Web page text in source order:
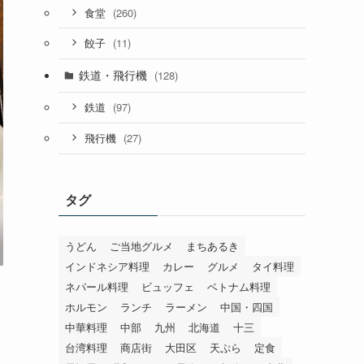
食堂 (260)
餃子 (11)
鉄道・飛行機 (128)
鉄道 (97)
飛行機 (27)
タグ
うどん ご当地グルメ
まちあるき
インドネシア料理
カレー グルメ
タイ料理
ネパール料理
ビュッフェ
ベトナム料理
ホルモン
ランチ ラーメン
中国・四国
中華料理
中部 九州 北海道
十三
台湾料理
商店街 大田区 天ぷら
定食